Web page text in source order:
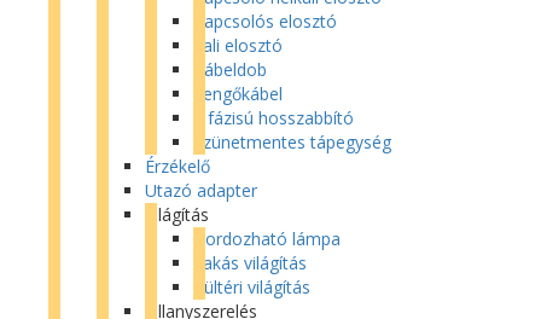
Kapcsolós elosztó
Fali elosztó
Kábeldob
Lengőkábel
3 fázisú hosszabbító
Szünetmentes tápegység
Érzékelő
Utazó adapter
Világítás
Hordozható lámpa
Lakás világítás
Kültéri világítás
Villanyszerelés